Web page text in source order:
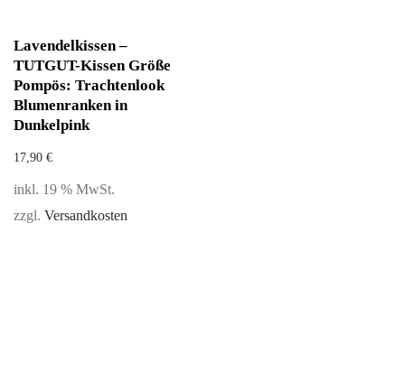
Lavendelkissen –
TUTGUT-Kissen Größe
Pompös: Trachtenlook
Blumenranken in
Dunkelpink
17,90 €
inkl. 19 % MwSt.
zzgl. Versandkosten